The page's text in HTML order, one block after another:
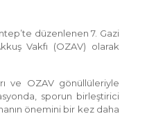
düzenlenen 7. Gazi
Vakfı (OZAV) olarak
ve OZAV gönüllüleriyle
sporun birleştirici
önemini bir kez daha